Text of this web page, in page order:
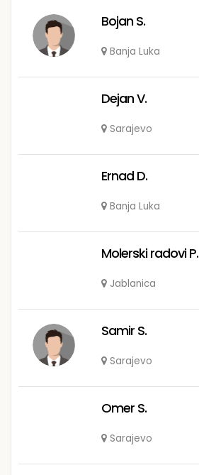
Bojan S.
Banja Luka
Dejan V.
Sarajevo
Ernad D.
Banja Luka
Molerski radovi P.
Jablanica
Samir S.
Sarajevo
Omer S.
Sarajevo